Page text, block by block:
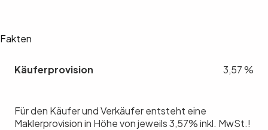
Fakten
Käuferprovision 3,57 %
Für den Käufer und Verkäufer entsteht eine
Maklerprovision in Höhe von jeweils 3,57% inkl. MwSt.!